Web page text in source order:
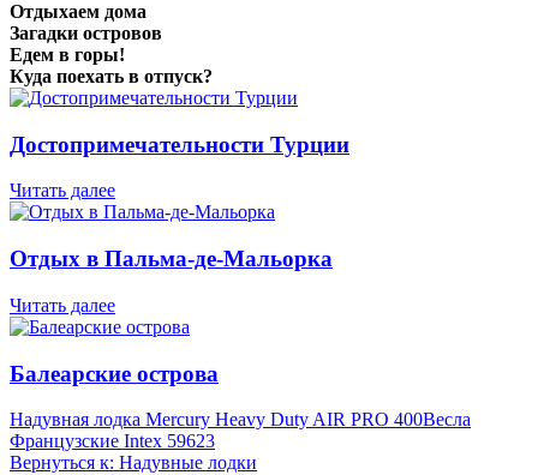
Отдыхаем дома
Загадки островов
Едем в горы!
Куда поехать в отпуск?
Достопримечательности Турции
Читать далее
Отдых в Пальма-де-Мальорка
Читать далее
Балеарские острова
Надувная лодка Mercury Heavy Duty AIR PRO 400Весла
Французские Intex 59623
Вернуться к: Надувные лодки